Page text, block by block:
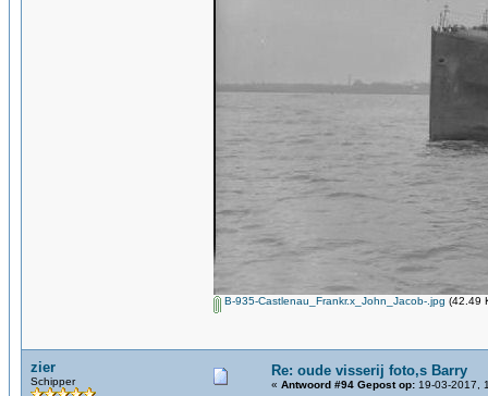
B-935-Castlenau_Frankr.x_John_Jacob-.jpg (42.49
zier
Schipper
Re: oude visserij foto,s Barry
« Antwoord #94 Gepost op: 19-03-2017,